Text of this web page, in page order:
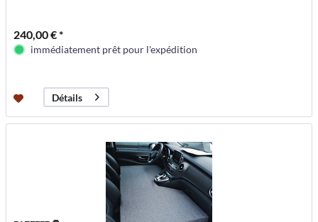
240,00 € *
immédiatement prêt pour l'expédition
Détails